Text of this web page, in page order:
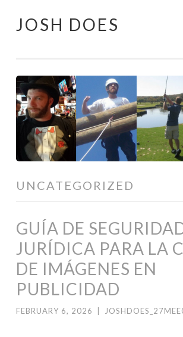
Skip
JOSH DOES
UNCATEGORIZED
GUÍA DE
JURÍDICA PARA LA
DE IMÁGENES EN
PUBLICIDAD
FEBRUARY 6, 2026